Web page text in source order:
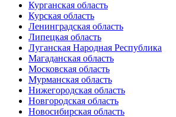
Курганская область
Курская область
Ленинградская область
Липецкая область
Луганская Народная Республика
Магаданская область
Московская область
Мурманская область
Нижегородская область
Новгородская область
Новосибирская область